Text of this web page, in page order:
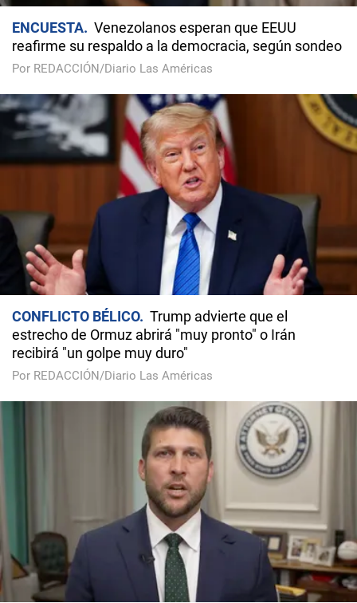
ENCUESTA
Venezolanos esperan que EEUU
reafirme su respaldo a la democracia, según sondeo
Por REDACCIÓN/Diario Las Américas
CONFLICTO BÉLICO
Trump advierte que el
estrecho de Ormuz abrirá "muy pronto" o Irán
recibirá "un golpe muy duro"
Por REDACCIÓN/Diario Las Américas